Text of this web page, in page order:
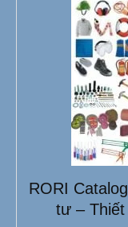
RORI
tư – Thiết